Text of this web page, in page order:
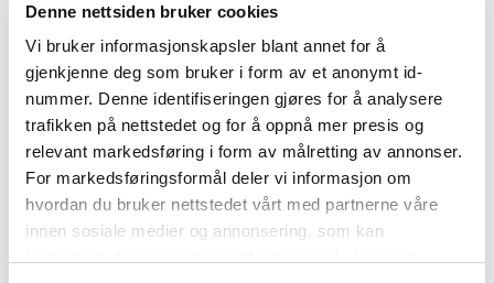
Denne nettsiden bruker cookies
Vi bruker informasjonskapsler blant annet for å
gjenkjenne deg som bruker i form av et anonymt id-
nummer. Denne identifiseringen gjøres for å analysere
trafikken på nettstedet og for å oppnå mer presis og
relevant markedsføring i form av målretting av annonser.
For markedsføringsformål deler vi informasjon om
hvordan du bruker nettstedet vårt med partnerne våre
innen sosiale medier og annonsering, som kan
Høyt liv med med trukket elastikk og snøring
2 skråstilte lommer foran
Rette ben
Buksen har en innerbenlengde 60 cm
Modellen er 168 cm høy og har på seg størrelse M.